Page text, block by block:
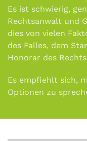
Es ist schwierig,
Rechtsanwalt und
dies von vielen
des Falles, dem
Honorar des
Es empfiehlt sich,
Optionen zu